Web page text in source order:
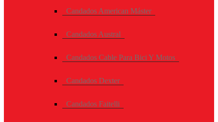
Candados American Máster
Candados Austral
Candados Cable Para Bici Y Motos
Candados Dexter
Candados Faitelli